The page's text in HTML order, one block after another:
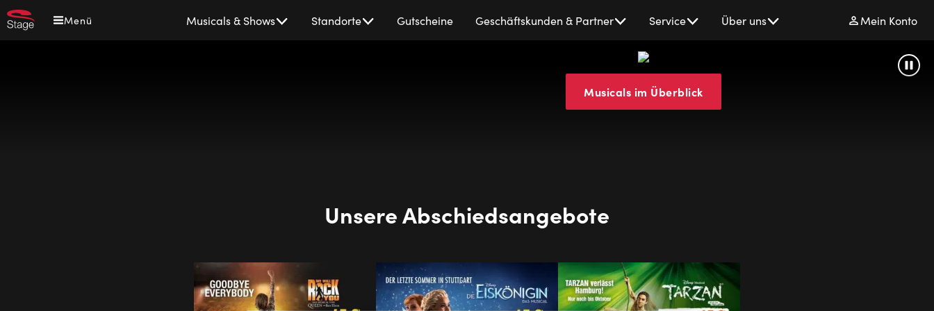
Direkt
zum
Menü
navigation
Musicals & Shows Standorte Gutscheine Geschäftskunden & Partner Service Über uns Mein Konto
Stage
Shows
Musicals im Überblick
Unsere Abschiedsangebote